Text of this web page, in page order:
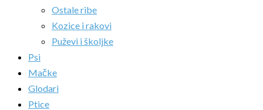
Ostale ribe
Kozice i rakovi
Puževi i školjke
Psi
Mačke
Glodari
Ptice